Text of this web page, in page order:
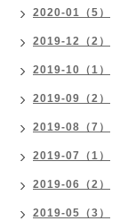
2020-01（5）
2019-12（2）
2019-10（1）
2019-09（2）
2019-08（7）
2019-07（1）
2019-06（2）
2019-05（3）